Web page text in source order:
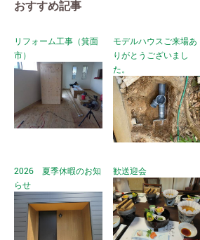
おすすめ記事
リフォーム工事（箕面
市）
モデルハウスご来場あ
りがとうございまし
た。
2026 夏季休暇のお知
らせ
歓送迎会